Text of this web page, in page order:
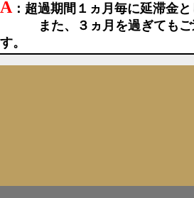
A：超過期間１ヵ月毎に延滞金
また、３ヵ月を過ぎてもご連
す。